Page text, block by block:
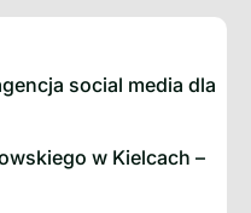
social media dla
w Kielcach –